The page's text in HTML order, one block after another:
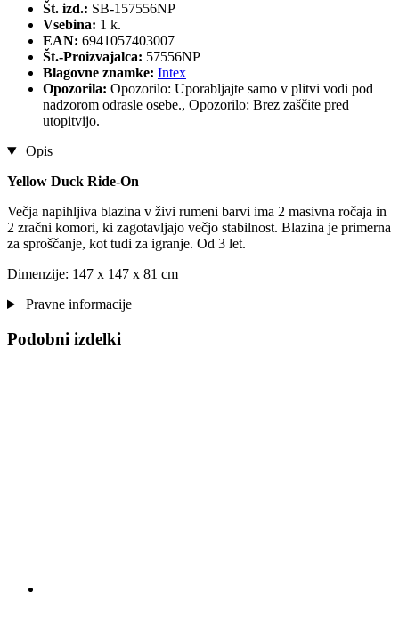
Št. izd.: SB-157556NP
Vsebina: 1 k.
EAN: 6941057403007
Št.-Proizvajalca: 57556NP
Blagovne znamke: Intex
Opozorila: Opozorilo: Uporabljajte samo v plitvi vodi pod
nadzorom odrasle osebe., Opozorilo: Brez zaščite pred
utopitvijo.
Opis
Yellow Duck Ride-On
Večja napihljiva blazina v živi rumeni barvi ima 2 masivna ročaja in
2 zračni komori, ki zagotavljajo večjo stabilnost. Blazina je primerna
za sproščanje, kot tudi za igranje. Od 3 let.
Dimenzije: 147 x 147 x 81 cm
Pravne informacije
Podobni izdelki